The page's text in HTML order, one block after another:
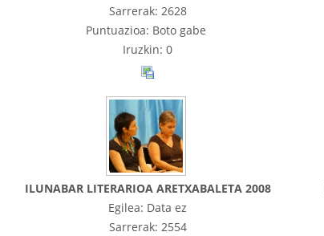
Sarrerak: 2628
Puntuazioa: Boto gabe
Iruzkin: 0
ILUNABAR LITERARIOA ARETXABALETA 2008
Egilea: Data ez
Sarrerak: 2554